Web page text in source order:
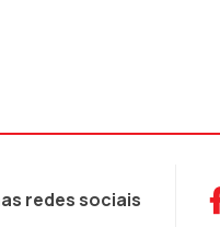
redes sociais